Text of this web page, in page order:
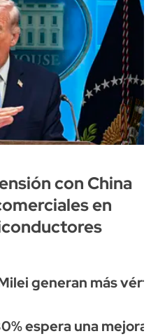
con China
en
generan más
espera una